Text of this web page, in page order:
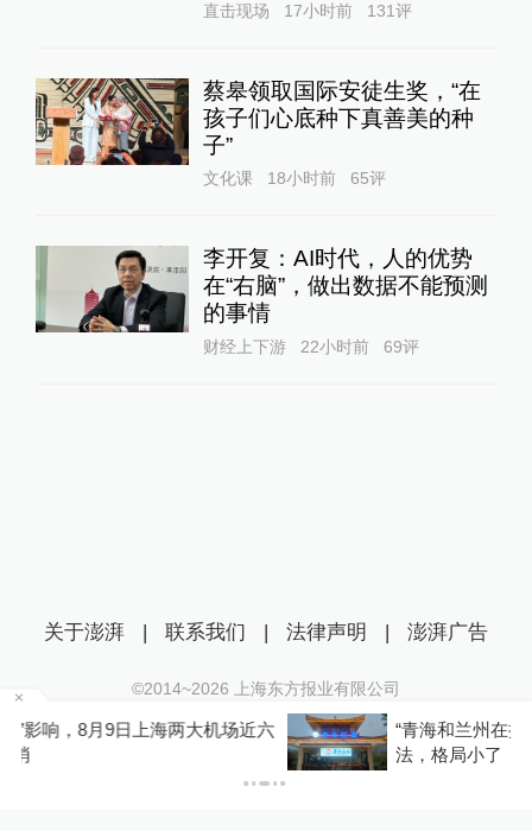
直击现场 17小时前 131评
蔡皋领取国际安徒生奖，“在
孩子们心底种下真善美的种
子”
文化课 18小时前 65评
李开复：AI时代，人的优势
在“右脑”，做出数据不能预测
的事情
财经上下游 22小时前 69评
六
“青海和兰州在抢一碗面？”青海媒体：这种说
关于澎湃 | 联系我们 | 法律声明 | 澎湃广告
©2014~2026 上海东方报业有限公司
沪ICP证：沪B2-20170116 | 沪ICP备14003370号
互联网新闻信息服务许可证：31120170006
沪公网安备 31010602000299号